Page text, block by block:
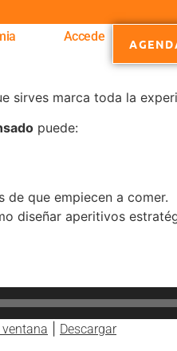
Accede
sirves marca toda la
puede:
de que empiecen a comer.
diseñar aperitivos
Descargar